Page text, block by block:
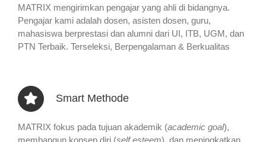
MATRIX mengirimkan pengajar yang ahli di bidangnya.
Pengajar kami adalah dosen, asisten dosen, guru,
mahasiswa berprestasi dan alumni dari UI, ITB, UGM, dan
PTN Terbaik. Terseleksi, Berpengalaman & Berkualitas
Smart Methode
MATRIX fokus pada tujuan akademik (academic goal),
membangun konsep diri (self esteem), dan meningkatkan